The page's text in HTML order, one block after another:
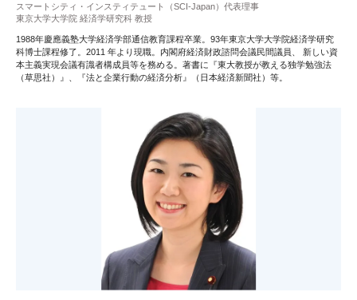
スマートシティ・インスティテュート（SCI-Japan）代表理事
東京大学大学院 経済学研究科 教授
1988年慶應義塾大学経済学部通信教育課程卒業。93年東京大学大学院経済学研究
科博士課程修了。2011 年より現職。内閣府経済財政諮問会議民間議員、 新しい資
本主義実現会議有識者構成員等を務める。著書に『東大教授が教える独学勉強法
（草思社）』、『法と企業行動の経済分析』（日本経済新聞社）等。